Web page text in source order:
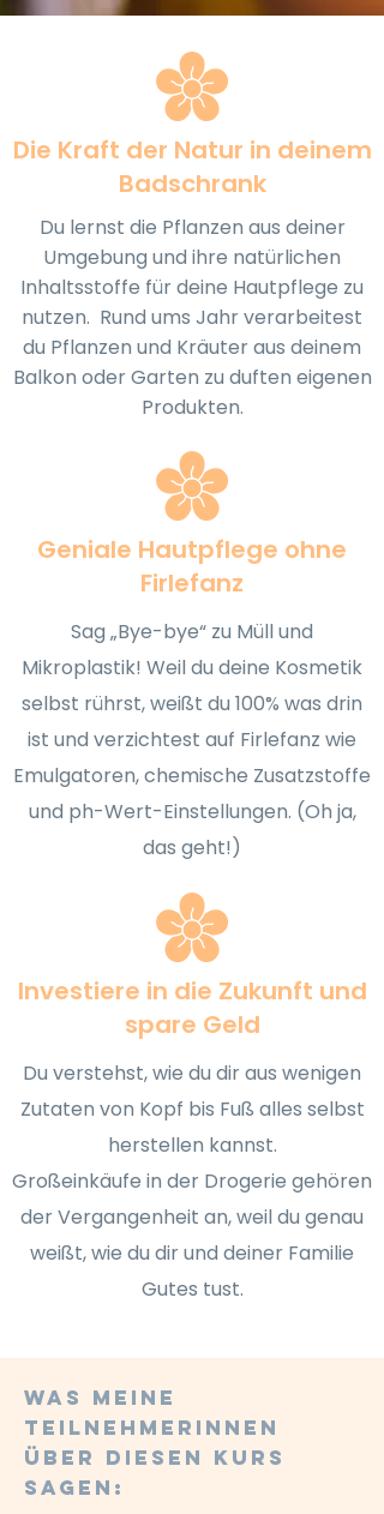
Die Kraft der Natur in deinem
Badschrank
Du lernst die Pflanzen aus deiner
Umgebung und ihre natürlichen
Inhaltsstoffe für deine Hautpflege zu
nutzen. Rund ums Jahr verarbeitest
du Pflanzen und Kräuter aus deinem
Balkon oder Garten zu duften eigenen
Produkten.
Geniale Hautpflege ohne
Firlefanz
Sag „Bye-bye“ zu Müll und
Mikroplastik! Weil du deine Kosmetik
selbst rührst, weißt du 100% was drin
ist und verzichtest auf Firlefanz wie
Emulgatoren, chemische Zusatzstoffe
und ph-Wert-Einstellungen. (Oh ja,
das geht!)
Investiere in die Zukunft und
spare Geld
Du verstehst, wie du dir aus wenigen
Zutaten von Kopf bis Fuß alles selbst
herstellen kannst.
Großeinkäufe in der Drogerie gehören
der Vergangenheit an, weil du genau
weißt, wie du dir und deiner Familie
Gutes tust.
Was meine
Teilnehmerinnen
über diesen Kurs
sagen: